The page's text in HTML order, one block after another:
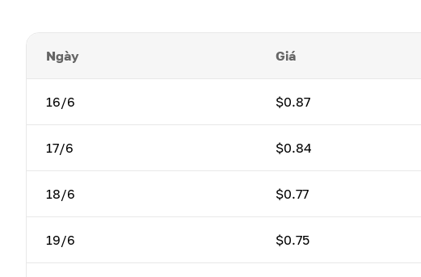
Ngày Giá
16/6 $0.87
17/6 $0.84
18/6 $0.77
19/6 $0.75